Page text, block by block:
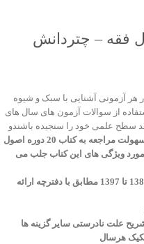
هر آزمونی آشنایی با سبک و شیوه
از سوالات آزمون های سال های
سطح علمی خود را سنجیده باشندو
جهت سهولت مراجعه به کتاب 20 دوره اصول
مورد ویژگی های این کتاب جلب می
گرداوری 20 دوره سوالات اصول فقه از سال 1380 تا 1397 مطابق با دفترچه ارائه
علت نادرستی سایر گزینه ها
هرسال